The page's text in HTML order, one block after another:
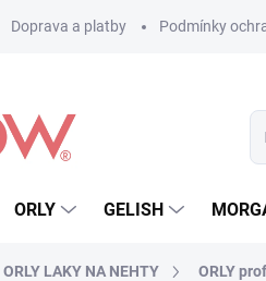
Doprava a platby Podmínky
ORLY GELISH
ORLY LAKY NA NEHTY ORLY